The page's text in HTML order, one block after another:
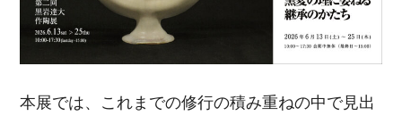
本展では、これまでの修行の積み重ねの中で見出